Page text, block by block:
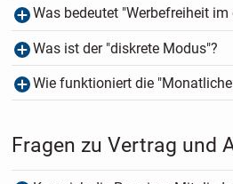
Was bedeutet "Werbefreiheit im
Was ist der "diskrete Modus"?
Wie funktioniert die
Fragen zu Vertrag und